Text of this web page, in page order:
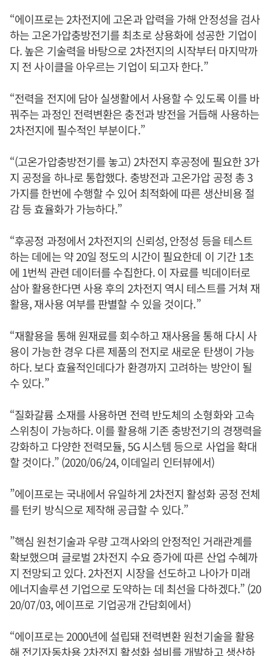
“에이프로는 2차전지에 고온과 압력을 가해 안정성을 검사
하는 고온가압충방전기를 최초로 상용화에 성공한 기업이
다. 높은 기술력을 바탕으로 2차전지의 시작부터 마지막까
지 전 사이클을 아우르는 기업이 되고자 한다.”
“전력을 전지에 담아 실생활에서 사용할 수 있도록 이를 바
꿔주는 과정인 전력변환은 충전과 방전을 거듭해 사용하는
2차전지에 필수적인 부분이다.”
“(고온가압충방전기를 놓고) 2차전지 후공정에 필요한 3가
지 공정을 하나로 통합했다. 충방전과 고온가압 공정 총 3
가지를 한번에 수행할 수 있어 최적화에 따른 생산비용 절
감 등 효율화가 가능하다.”
“후공정 과정에서 2차전지의 신뢰성, 안정성 등을 테스트
하는 데에는 약 20일 정도의 시간이 필요한데 이 기간 1초
에 1번씩 관련 데이터를 수집한다. 이 자료를 빅데이터로
삼아 활용한다면 사용 후의 2차전지 역시 테스트를 거쳐 재
활용, 재사용 여부를 판별할 수 있을 것이다.”
“재활용을 통해 원재료를 회수하고 재사용을 통해 다시 사
용이 가능한 경우 다른 제품의 전지로 새로운 탄생이 가능
하다. 보다 효율적인데다가 환경까지 고려하는 방안이 될
수 있다.”
“질화갈륨 소재를 사용하면 전력 반도체의 소형화와 고속
스위칭이 가능하다. 이를 활용해 기존 충방전기의 경쟁력을
강화하고 다양한 전력모듈, 5G 시스템 등으로 사업을 확대
할 것이다.” (2020/06/24, 이데일리 인터뷰에서)
”에이프로는 국내에서 유일하게 2차전지 활성화 공정 전체
를 턴키 방식으로 제작해 공급할 수 있다.”
”핵심 원천기술과 우량 고객사와의 안정적인 거래관계를
확보했으며 글로벌 2차전지 수요 증가에 따른 산업 수혜까
지 전망되고 있다. 2차전지 시장을 선도하고 나아가 미래
에너지솔루션 기업으로 도약하는 데 최선을 다하겠다.” (20
20/07/03, 에이프로 기업공개 간담회에서)
“에이프로는 2000년에 설립돼 전력변환 원천기술을 활용
해 전기자동차용 2차전지 활성화 설비를 개발하고 생산하